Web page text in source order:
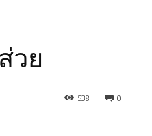
วย
0
538